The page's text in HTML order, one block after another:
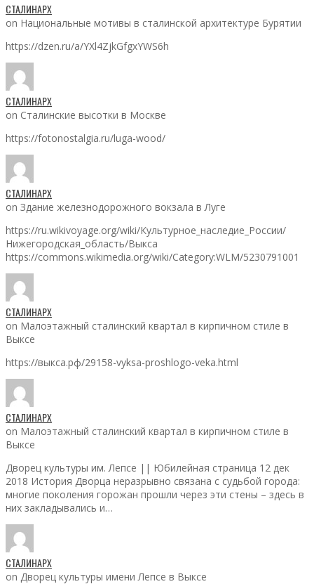
СТАЛИНАРХ
on Национальные мотивы в сталинской архитектуре Бурятии
https://dzen.ru/a/YXl4ZjkGfgxYWS6h
СТАЛИНАРХ
on Сталинские высотки в Москве
https://fotonostalgia.ru/luga-wood/
СТАЛИНАРХ
on Здание железнодорожного вокзала в Луге
https://ru.wikivoyage.org/wiki/Культурное_наследие_России/
Нижегородская_область/Выкса
https://commons.wikimedia.org/wiki/Category:WLM/5230791001
СТАЛИНАРХ
on Малоэтажный сталинский квартал в кирпичном стиле в
Выксе
https://выкса.рф/29158-vyksa-proshlogo-veka.html
СТАЛИНАРХ
on Малоэтажный сталинский квартал в кирпичном стиле в
Выксе
Дворец культуры им. Лепсе || Юбилейная страница 12 дек
2018 История Дворца неразрывно связана с судьбой города:
многие поколения горожан прошли через эти стены – здесь в
них закладывались и…
СТАЛИНАРХ
on Дворец культуры имени Лепсе в Выксе